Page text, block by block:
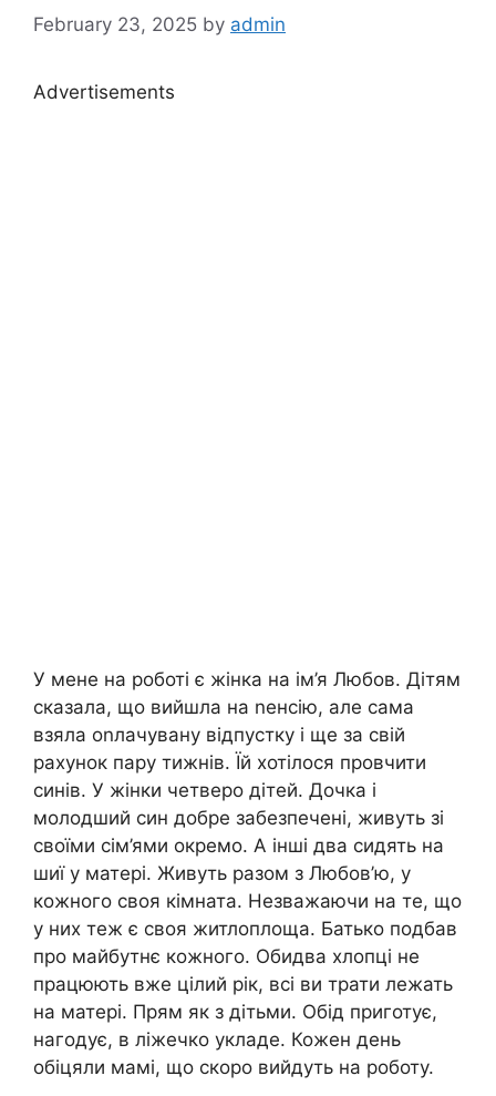
February 23, 2025 by admin
Advertisements
У мене на роботі є жінка на ім’я Любов. Дітям
сказала, що вийшла на nенсію, але сама
взяла оnлачувану відпустку і ще за свій
рахунок пару тижнів. Їй хотілося провчити
синів. У жінки четверо дітей. Дочка і
молодший син добре забезпечені, живуть зі
своїми сім’ями окремо. А інші два сидять на
шиї у матері. Живуть разом з Любов’ю, у
кожного своя кімната. Незважаючи на те, що
у них теж є своя житлоплоща. Батько подбав
про майбутнє кожного. Обидва хлопці не
працюють вже цілий рік, всі ви трати лежать
на матері. Прям як з дітьми. Обід приготує,
нагодує, в ліжечко укладе. Кожен день
обіцяли мамі, що скоро вийдуть на роботу.